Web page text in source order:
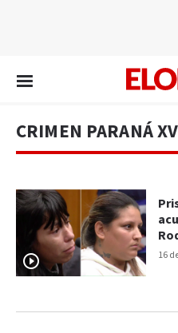
CRIMEN PARANÁ
16